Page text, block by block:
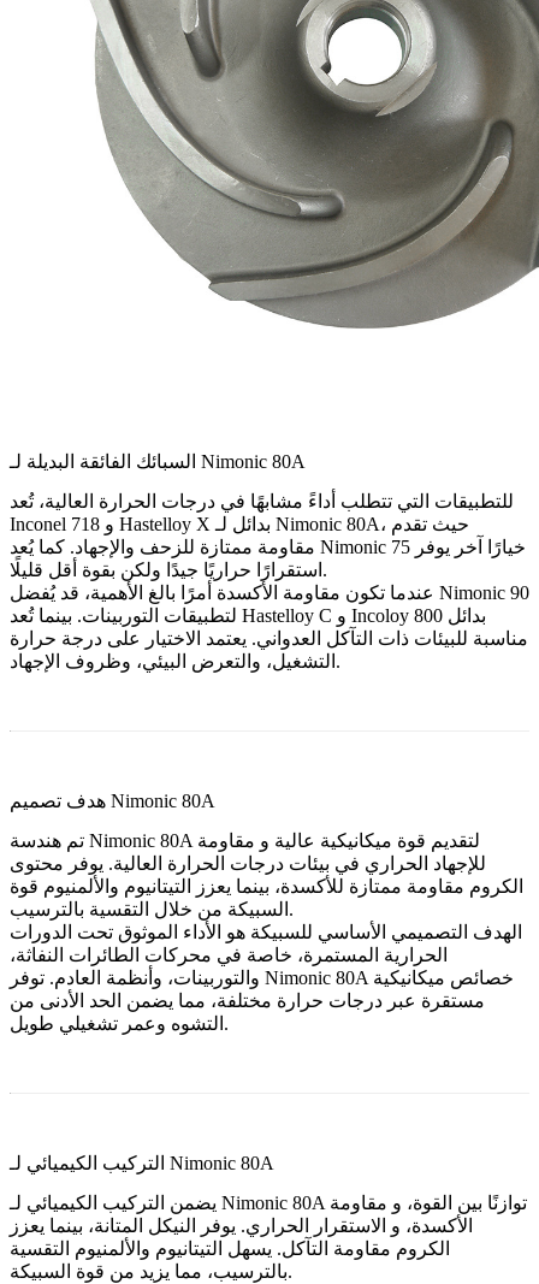
السبائك الفائقة البديلة لـ Nimonic 80A
للتطبيقات التي تتطلب أداءً مشابهًا في درجات الحرارة العالية، تُعد
Inconel 718
Hastelloy Xبدائل لـ Nimonic 80A، حيث تقدم
Nimonic 75
استقرارًا حراريًا جيدًا ولكن بقوة أقل قليلًا.
Nimonic 90
Hastelloy C Incoloy 800
مناسبة للبيئات ذات التآكل العدواني. يعتمد الاختيار على درجة حرارة
التشغيل، والتعرض البيئي، وظروف الإجهاد.
هدف تصميم Nimonic 80A
تم هندسة Nimonic 80A لتقديم قوة ميكانيكية عالية و مقاومة
للإجهاد الحراري في بيئات درجات الحرارة العالية. يوفر محتوى
الكروم مقاومة ممتازة للأكسدة، بينما يعزز التيتانيوم والألمنيوم قوة
السبيكة من خلال التقسية بالترسيب.
الهدف التصميمي الأساسي للسبيكة هو الأداء الموثوق تحت الدورات
الحرارية المستمرة، خاصة في محركات الطائرات النفاثة،
والتوربينات، وأنظمة العادم. توفر Nimonic 80A خصائص ميكانيكية
مستقرة عبر درجات حرارة مختلفة، مما يضمن الحد الأدنى من
التشوه وعمر تشغيلي طويل.
التركيب الكيميائي لـ Nimonic 80A
يضمن التركيب الكيميائي لـ Nimonic 80A توازنًا بين القوة، و مقاومة
الأكسدة، و الاستقرار الحراري. يوفر النيكل المتانة، بينما يعزز
الكروم مقاومة التآكل. يسهل التيتانيوم والألمنيوم التقسية
بالترسيب، مما يزيد من قوة السبيكة.